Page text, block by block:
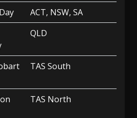
ACT, NSW, SA
QLD
TAS South
TAS North